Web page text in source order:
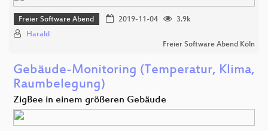
Freier Software Abend 2019-11-04
3.9k
Harald
Freier Software Abend Köln
Gebäude-Monitoring (Temperatur, Klima,
Raumbelegung)
ZigBee in einem größeren Gebäude